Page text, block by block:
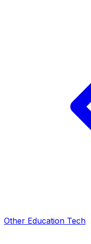
Other Education Tech